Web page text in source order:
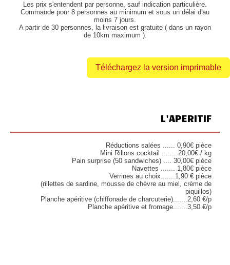
Les prix s'entendent par personne, sauf indication particulière.
Commande pour 8 personnes au minimum et sous un délai d'au
moins 7 jours.
A partir de 30 personnes, la livraison est gratuite ( dans un rayon
de 10km maximum ).
Téléchargez la version imprimable
L'APERITIF
Réductions salées ...... 0,90€ pièce
Mini Rillons cocktail ....... 20,00€ / kg
Pain surprise (50 sandwiches) .... 30,00€ pièce
Navettes ....... 1,80€ pièce
Verrines au choix.......1,90 € pièce
(rillettes de sardine, mousse de chèvre au miel, crème de
piquillos)
Planche apéritive (chiffonade de charcuterie).......2,60 €/p
Planche apéritive et fromage.......3,50 €/p